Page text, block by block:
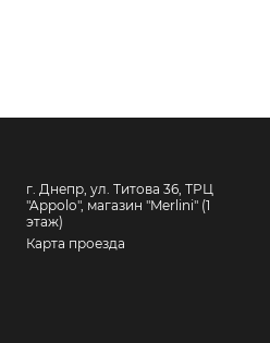
г. Днепр, ул. Титова 36, ТРЦ
"Appolo", магазин "Merlini" (1
этаж)
Карта проезда